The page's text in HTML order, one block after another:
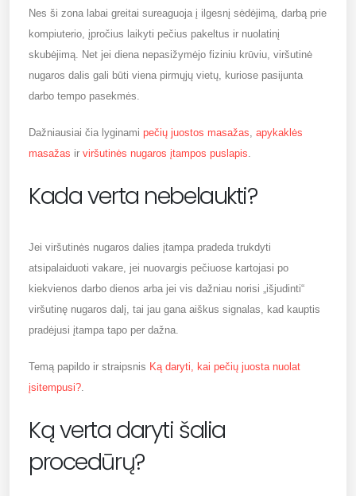
Nes ši zona labai greitai sureaguoja į ilgesnį sėdėjimą, darbą prie
kompiuterio, įpročius laikyti pečius pakeltus ir nuolatinį
skubėjimą. Net jei diena nepasižymėjo fiziniu krūviu, viršutinė
nugaros dalis gali būti viena pirmųjų vietų, kuriose pasijunta
darbo tempo pasekmės.
Dažniausiai čia lyginami pečių juostos masažas apykaklės
masažas ir viršutinės nugaros įtampos puslapis
Kada verta nebelaukti?
Jei viršutinės nugaros dalies įtampa pradeda trukdyti
atsipalaiduoti vakare, jei nuovargis pečiuose kartojasi po
kiekvienos darbo dienos arba jei vis dažniau norisi „išjudinti“
viršutinę nugaros dalį, tai jau gana aiškus signalas, kad kauptis
pradėjusi įtampa tapo per dažna.
Temą papildo ir straipsnis Ką daryti, kai pečių juosta nuolat
įsitempusi?
Ką verta daryti šalia
procedūrų?